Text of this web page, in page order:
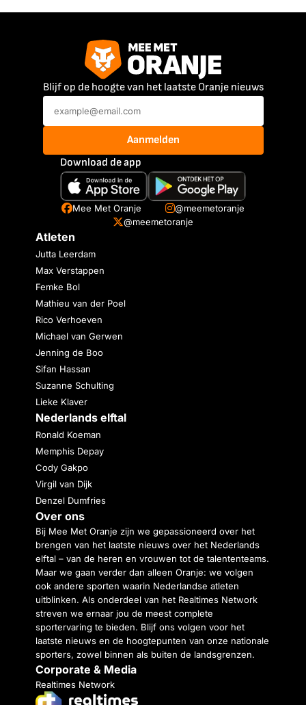
Blijf op de hoogte van het laatste Oranje nieuws
Aanmelden
Download de app
Mee Met Oranje
@meemetoranje
@meemetoranje
Atleten
Jutta Leerdam
Max Verstappen
Femke Bol
Mathieu van der Poel
Rico Verhoeven
Michael van Gerwen
Jenning de Boo
Sifan Hassan
Suzanne Schulting
Lieke Klaver
Nederlands elftal
Ronald Koeman
Memphis Depay
Cody Gakpo
Virgil van Dijk
Denzel Dumfries
Over ons
Bij Mee Met Oranje zijn we gepassioneerd over het
brengen van het laatste nieuws over het Nederlands
elftal – van de heren en vrouwen tot de talententeams.
Maar we gaan verder dan alleen Oranje: we volgen
ook andere sporten waarin Nederlandse atleten
uitblinken. Als onderdeel van het Realtimes Network
streven we ernaar jou de meest complete
sportervaring te bieden. Blijf ons volgen voor het
laatste nieuws en de hoogtepunten van onze nationale
sporters, zowel binnen als buiten de landsgrenzen.
Corporate & Media
Realtimes Network